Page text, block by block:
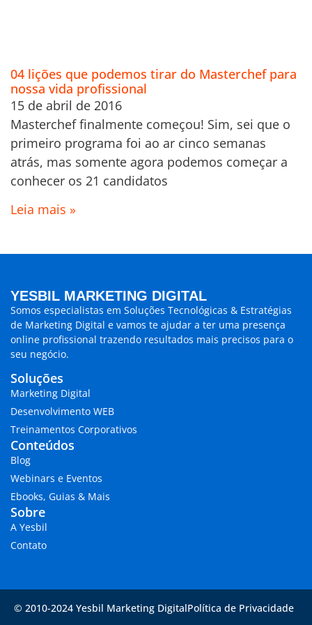
04 lições que podemos tirar do Masterchef para
nossa vida profissional
15 de abril de 2016
Masterchef finalmente começou! Sim, sei que o
primeiro programa foi ao ar cinco semanas
atrás, mas somente agora podemos começar a
conhecer os 21 candidatos
Leia mais »
YESBIL MARKETING DIGITAL
Somos especialistas em Soluções Tecnológicas & Estratégias
de Marketing Digital e vamos te ajudar a ter uma presença
online profissional trazendo resultados mais precisos para o
seu negócio.
Soluções
Marketing Digital
Desenvolvimento WEB
Treinamentos Corporativos
Conteúdos
Blog
Webinars e Eventos
Ebooks, Guias & Mais
Sobre
A Yesbil
Contato
© 2010-2024 Yesbil Marketing DigitalPolítica de Privacidade